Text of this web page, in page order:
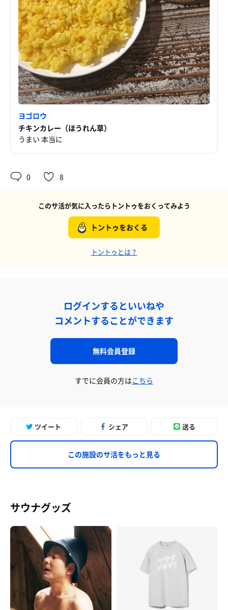
ヨゴロウ
チキンカレー（ほうれん草）
うまい 本当に
0 8
このサ活が気に入ったらトントゥをおくってみよう
トントゥをおくる
トントゥとは？
ログインするといいねや
コメントすることができます
無料会員登録
すでに会員の方はこちら
ツイート シェア 送る
この施設のサ活をもっと見る
サウナグッズ